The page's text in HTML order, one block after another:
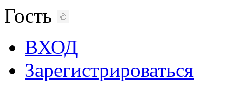
Гость
ВХОД
Зарегистрироваться